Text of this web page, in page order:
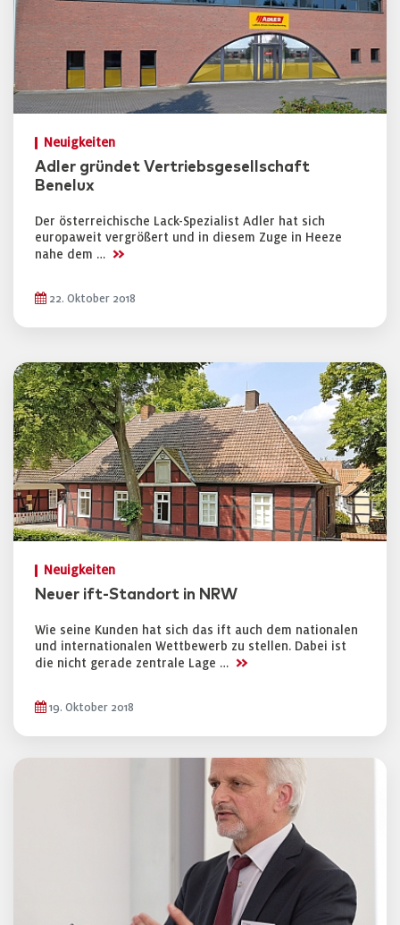
Neuigkeiten
Adler gründet Vertriebsgesellschaft
Benelux
Der österreichische Lack-Spezialist Adler hat sich
europaweit vergrößert und in diesem Zuge in Heeze
nahe dem … >>
22. Oktober 2018
Neuigkeiten
Neuer ift-Standort in NRW
Wie seine Kunden hat sich das ift auch dem nationalen
und internationalen Wettbewerb zu stellen. Dabei ist
die nicht gerade zentrale Lage … >>
19. Oktober 2018